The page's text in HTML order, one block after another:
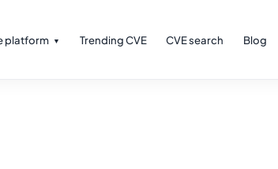
platform Trending CVE CVE search Blog